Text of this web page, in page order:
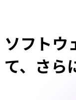
ソフトウ
て、さら